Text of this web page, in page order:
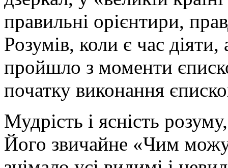
правильні орієнтири,
Розумів, коли є час
пройшло з моменти
початку виконання
Мудрість і ясність
Його звичайне «Чим